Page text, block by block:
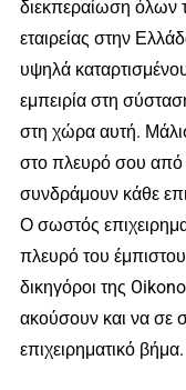
διεκπεραίωση όλων
εταιρείας στην
υψηλά
εμπειρία στη
στη χώρα αυτή.
στο πλευρό σου από
συνδράμουν κάθε
Ο σωστός
πλευρό του
δικηγόροι της
ακούσουν και να σε
επιχειρηματικό βήμα.